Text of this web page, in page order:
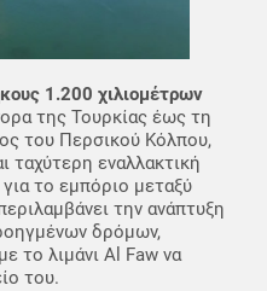
1.200 χιλιομέτρων
της Τουρκίας έως τη
του Περσικού Κόλπου,
ταχύτερη εναλλακτική
το εμπόριο μεταξύ
την ανάπτυξη
δρόμων,
το λιμάνι Al Faw να
του.